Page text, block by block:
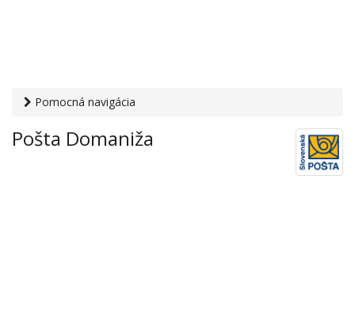
Pomocná navigácia
služby› Pošty› Pošta Domaniža
Pošta Domaniža